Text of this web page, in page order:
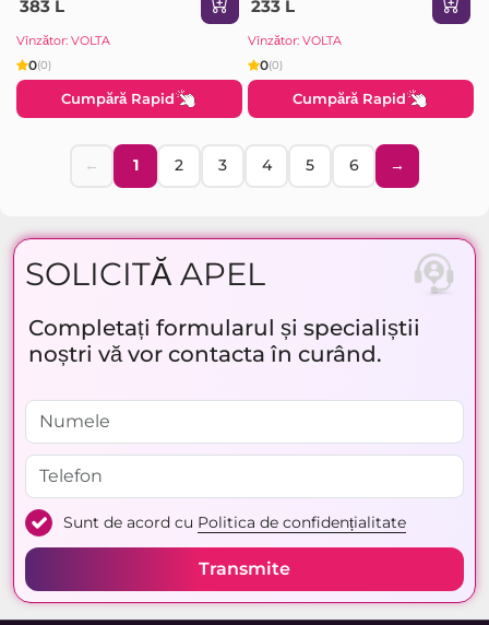
383 L
Vînzător: VOLTA
0(0)
Cumpără Rapid
233 L
Vînzător: VOLTA
0(0)
Cumpără Rapid
← 1 2 3 4 5 6 →
SOLICITĂ APEL
Completați formularul și specialiștii
noștri vă vor contacta în curând.
Sunt de acord cu Politica de confidențialitate
Transmite